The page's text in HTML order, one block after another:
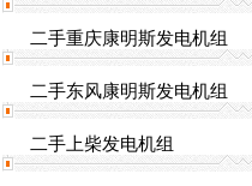
二手重庆康明斯发电机组
二手东风康明斯发电机组
二手上柴发电机组